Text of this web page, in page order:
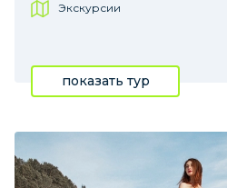
Экскурсии
показать тур